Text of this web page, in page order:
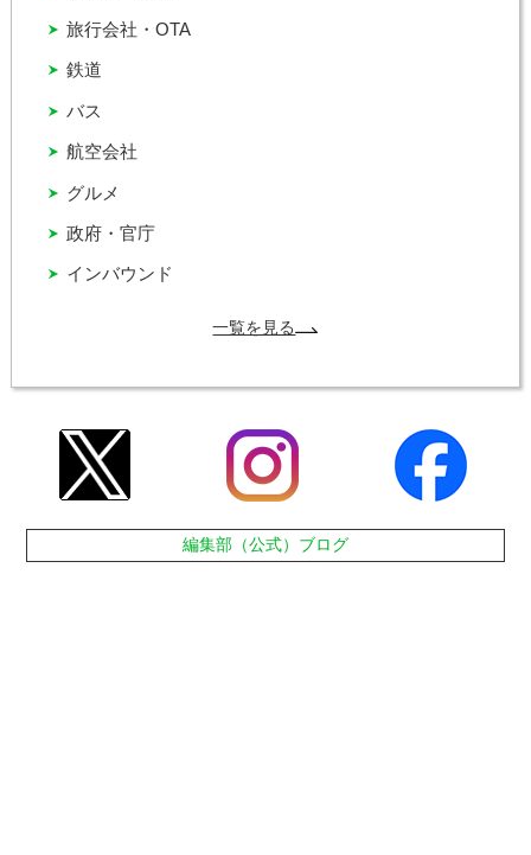
インバウンド
グルメ
バス
政府・官庁
旅行会社・OTA
航空会社
鉄道
一覧を見る
編集部（公式）ブログ